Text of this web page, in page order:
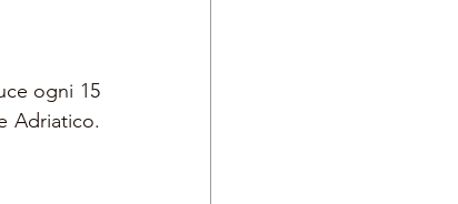
ogni 15
Adriatico.